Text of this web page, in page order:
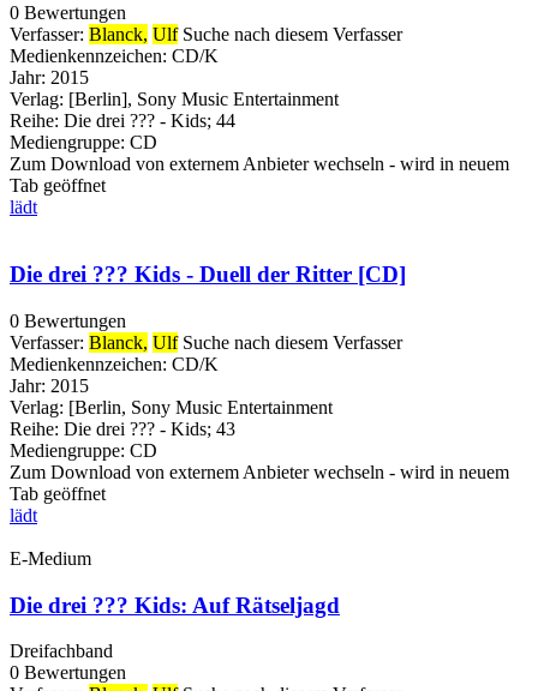
0 Bewertungen
Verfasser: Blanck, Ulf Suche nach diesem Verfasser
Medienkennzeichen: CD/K
Jahr: 2015
Verlag: [Berlin], Sony Music Entertainment
Reihe: Die drei ??? - Kids; 44
Mediengruppe: CD
Zum Download von externem Anbieter wechseln - wird in neuem
Tab geöffnet
lädt
Die drei ??? Kids - Duell der Ritter [CD]
0 Bewertungen
Verfasser: Blanck, Ulf Suche nach diesem Verfasser
Medienkennzeichen: CD/K
Jahr: 2015
Verlag: [Berlin, Sony Music Entertainment
Reihe: Die drei ??? - Kids; 43
Mediengruppe: CD
Zum Download von externem Anbieter wechseln - wird in neuem
Tab geöffnet
lädt
E-Medium
Die drei ??? Kids: Auf Rätseljagd
Dreifachband
0 Bewertungen